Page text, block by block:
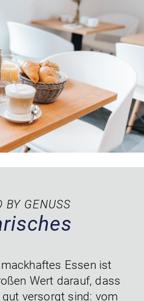
BY GENUSS
Essen ist
Wert darauf, dass
versorgt sind: vom